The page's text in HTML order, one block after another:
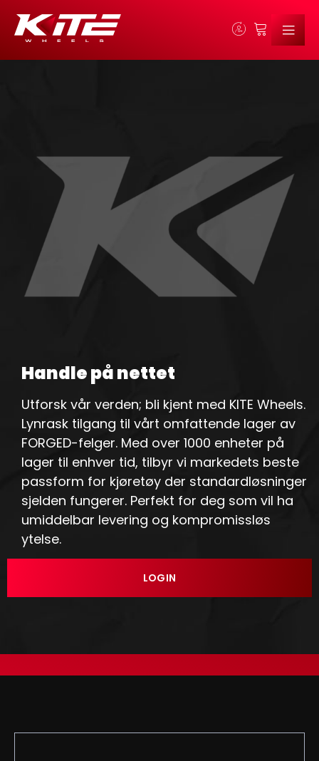
Handle på nettet
Utforsk vår verden; bli kjent med KITE Wheels.
Lynrask tilgang til vårt omfattende lager av
FORGED-felger. Med over 1000 enheter på
lager til enhver tid, tilbyr vi markedets beste
passform for kjøretøy der standardløsninger
sjelden fungerer. Perfekt for deg som vil ha
umiddelbar levering og kompromissløs
ytelse.
LOGIN